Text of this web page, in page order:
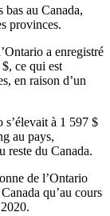
au Canada,
provinces.
a enregistré
ce qui est
en raison d’un
à 1 597 $
au pays,
reste du Canada.
de l’Ontario
qu’au cours